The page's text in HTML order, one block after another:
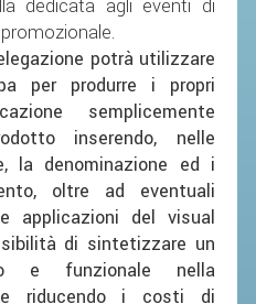
dedicata agli eventi di
potrà utilizzare
per produrre i propri
semplicemente
inserendo, nelle
la denominazione ed i
oltre ad eventuali
applicazioni del visual
di sintetizzare un
e funzionale nella
riducendo i costi di
D'INTERESSE NAZIONALE
ATLETI
NOI
TECNICI TERRITORIALI
ATLETI